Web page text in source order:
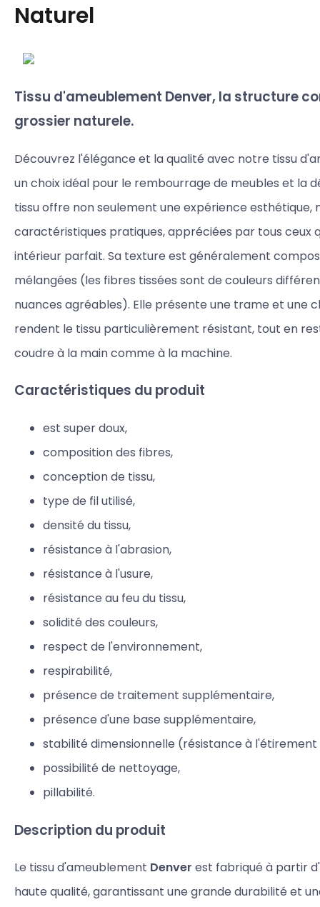
Naturel
Tissu d'ameublement Denver, la structure
grossier naturele.
Découvrez l'élégance et la qualité avec notre tissu
un choix idéal pour le rembourrage de meubles et la
tissu offre non seulement une expérience esthétique,
caractéristiques pratiques, appréciées par tous ceux
intérieur parfait. Sa texture est généralement
mélangées (les fibres tissées sont de couleurs
nuances agréables). Elle présente une trame et une
rendent le tissu particulièrement résistant, tout en
coudre à la main comme à la machine.
Caractéristiques du produit
est super doux,
composition des fibres,
conception de tissu,
type de fil utilisé,
densité du tissu,
résistance à l'abrasion,
résistance à l'usure,
résistance au feu du tissu,
solidité des couleurs,
respect de l'environnement,
respirabilité,
présence de traitement supplémentaire,
présence d'une base supplémentaire,
stabilité dimensionnelle (résistance à
possibilité de nettoyage,
pillabilité.
Description du produit
Le tissu d'ameublement Denver est fabriqué à partir
haute qualité, garantissant une grande durabilité et